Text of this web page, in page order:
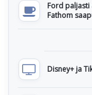
Ford paljasti
Fathom
Disney+ ja